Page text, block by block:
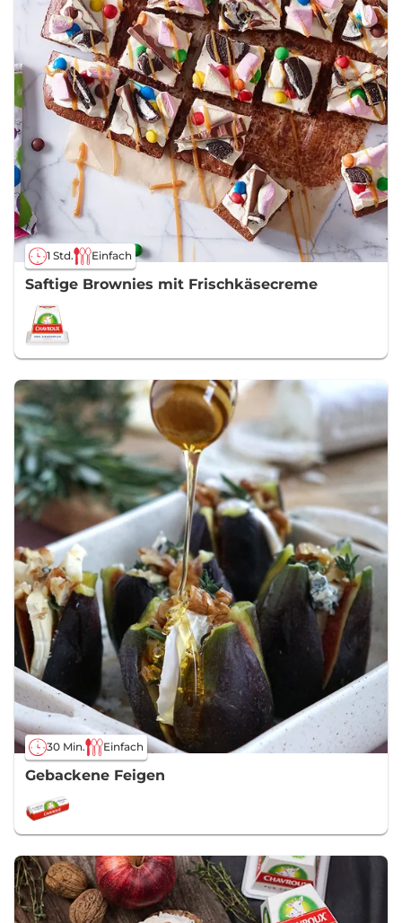
1 Std. Einfach
Saftige Brownies mit Frischkäsecreme
30 Min. Einfach
Gebackene Feigen